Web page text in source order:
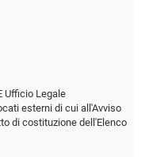
Ufficio Legale
esterni di cui all'Avviso
di costituzione dell'Elenco